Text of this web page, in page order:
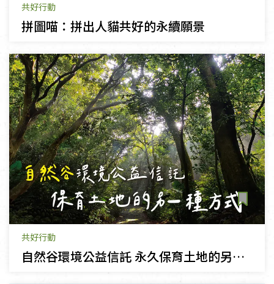
共好行動
拼圖喵：拼出人貓共好的永續願景
共好行動
自然谷環境公益信託 永久保育土地的另一種方式